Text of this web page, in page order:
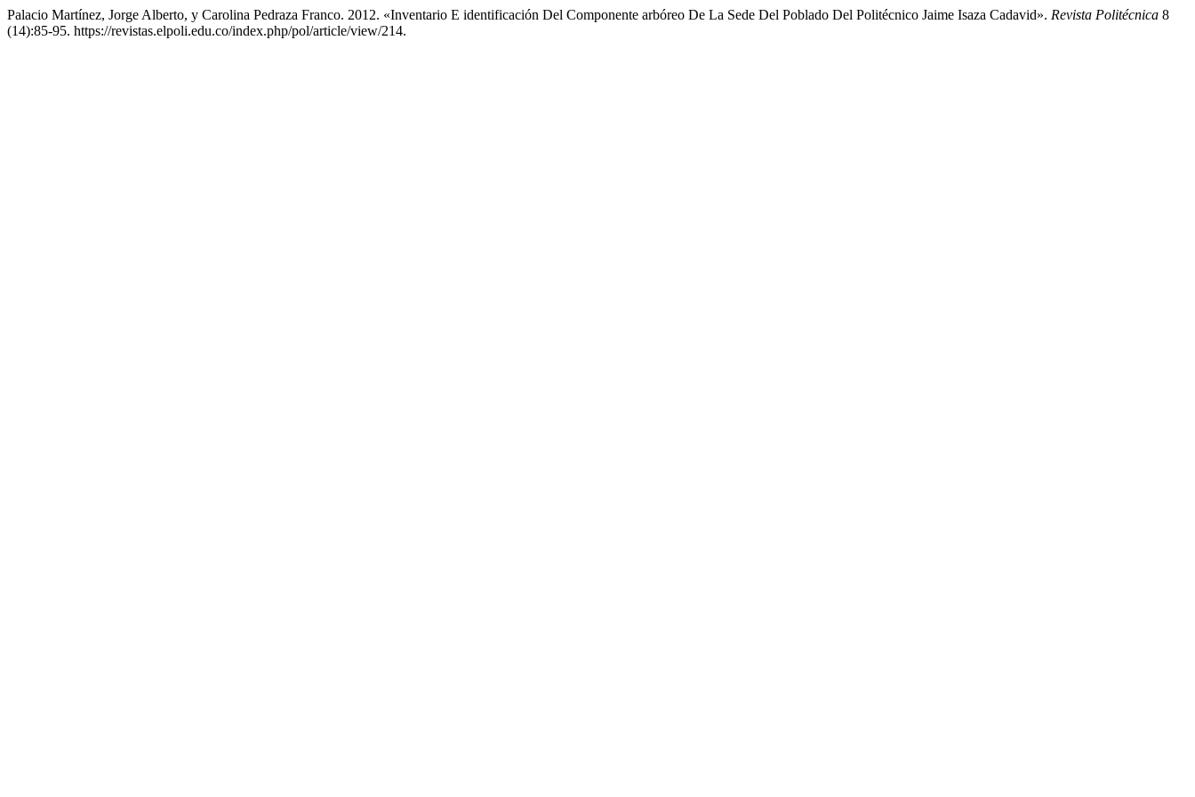
Palacio Martínez, Jorge Alberto, y Carolina Pedraza Franco. 2012. «Inventario E identificación Del Componente arbóreo De La Sede Del Poblado Del Politécnico Jaime Isaza Cadavid». Revista Politécnica 8
(14):85-95. https://revistas.elpoli.edu.co/index.php/pol/article/view/214.